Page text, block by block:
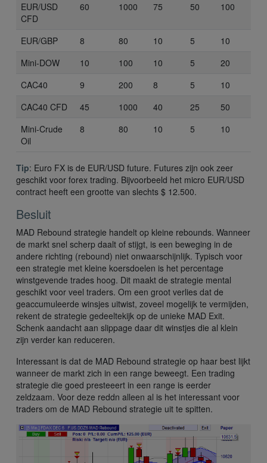
EUR/USD
CFD
60 1000 75 50 100
EUR/GBP 8 80 10 5
10
Mini-DOW
10 100 10 5
20
CAC40
9 200 8 5
10
CAC40 CFD
45 1000 40 25
50
Mini-Crude
Oil
8 80 10 5 10
Tip: Euro FX is de EUR/USD future. Futures zijn ook zeer
geschikt voor forex trading. Bijvoorbeeld het micro EUR/USD
contract heeft een grootte van slechts $ 12.500.
Besluit
MAD Rebound strategie handelt op kleine rebounds. Wanneer
de markt snel scherp daalt of stijgt, is een beweging in de
andere richting (rebound) niet onwaarschijnlijk. Typisch voor
een strategie met kleine koersdoelen is het percentage
winstgevende trades hoog. Dit maakt de strategie mental
geschikt voor veel traders. Om een groot verlies dat de
geaccumuleerde winsjes uitwist, zoveel mogelijk te vermijden,
rekent de strategie gedeeltekijk op de unieke MAD Exit.
Schenk aandacht aan slippage daar dit winstjes die al klein
zijn verder kan reduceren.
Interessant is dat de MAD Rebound strategie op haar best lijkt
wanneer de markt zich in een range beweegt. Een trading
strategie die goed presteeert in een range is eerder
zeldzaam. Voor deze reddn alleen al is het interessant voor
traders om de MAD Rebound strategie uit te spitten.